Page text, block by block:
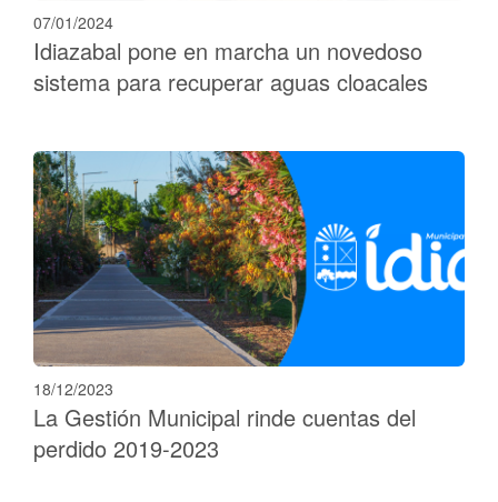
07/01/2024
Idiazabal pone en marcha un novedoso
sistema para recuperar aguas cloacales
18/12/2023
La Gestión Municipal rinde cuentas del
perdido 2019-2023